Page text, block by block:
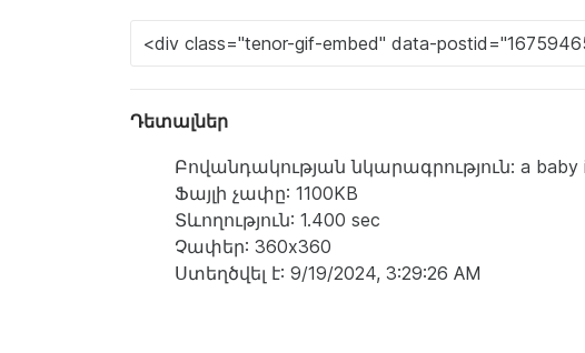
Դետալներ
Բովանդակության նկարագրություն: a baby
Ֆայլի չափը: 1100KB
Տևողություն: 1.400 sec
Չափեր: 360x360
Ստեղծվել է: 9/19/2024, 3:29:26 AM